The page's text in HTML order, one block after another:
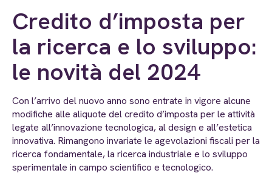
Credito d’imposta per
la ricerca e lo sviluppo:
le novità del 2024
Con l’arrivo del nuovo anno sono entrate in vigore alcune
modifiche alle aliquote del credito d’imposta per le attività
legate all’innovazione tecnologica, al design e all’estetica
innovativa. Rimangono invariate le agevolazioni fiscali per la
ricerca fondamentale, la ricerca industriale e lo sviluppo
sperimentale in campo scientifico e tecnologico.